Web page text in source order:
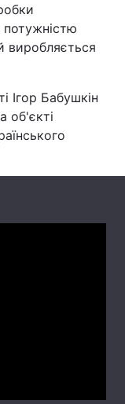
потужністю
виробляється
Ігор Бабушкін
об'єкті